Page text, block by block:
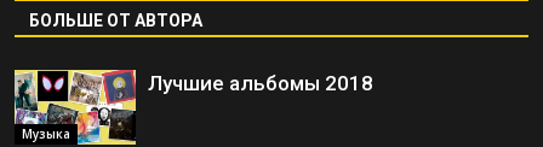
БОЛЬШЕ ОТ АВТОРА
Музыка
Лучшие альбомы 2018